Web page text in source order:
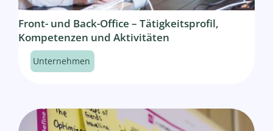
Front- und Back-Office – Tätigkeitsprofil,
Kompetenzen und Aktivitäten
Unternehmen